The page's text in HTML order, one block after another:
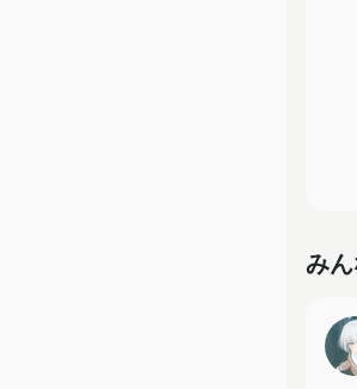
み